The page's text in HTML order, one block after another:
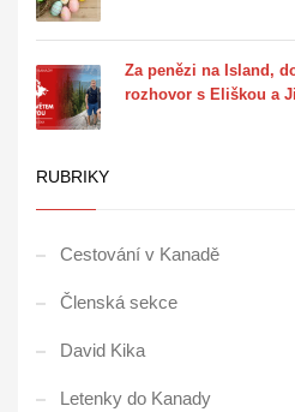
Za penězi na Island,
rozhovor s Eliškou a
RUBRIKY
Cestování v Kanadě
Členská sekce
David Kika
Letenky do Kanady